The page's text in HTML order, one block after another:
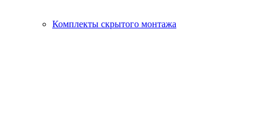
Комплекты скрытого монтажа